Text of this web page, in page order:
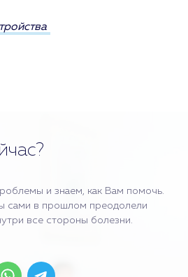
и знаем, как Вам помочь.
сами в прошлом преодолели
все стороны болезни.